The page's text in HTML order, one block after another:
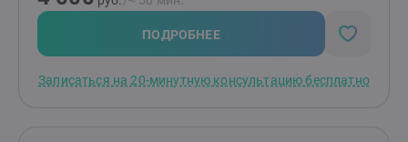
техники когнитивно-поведенческой терапии,
гештальт-терапии, эмоционально-образную терапию,
трансперсональный коучинг. Постоянно продолжаю
личной терапии и прохожу супервизию. Непрерывный
ПОДРОБНЕЕ
Записаться на 20-минутную консультацию бесплатно